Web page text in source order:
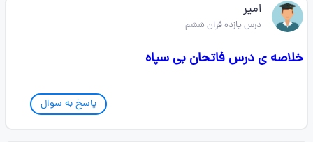
امیر
درس یازده قران ششم
خلاصه ی درس فاتحان بی سپاه
پاسخ به سوال